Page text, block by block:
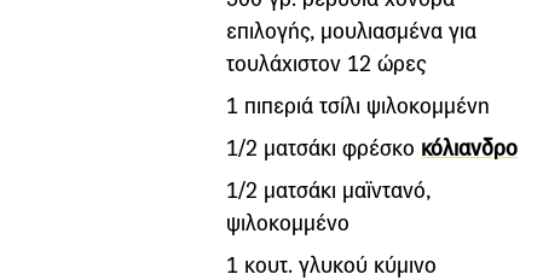
επιλογής, μουλιασμένα για
τουλάχιστον 12 ώρες
1 πιπεριά τσίλι ψιλοκομμένη
1/2 ματσάκι φρέσκο κόλιανδρο
1/2 ματσάκι μαϊντανό,
ψιλοκομμένο
1 κουτ. γλυκού κύμινο